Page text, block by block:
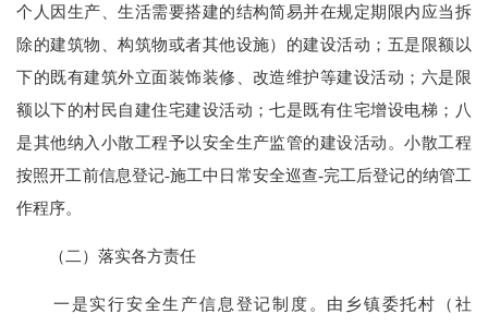
个人因生产、生活需要搭建的结构简易并在规定期限内应当拆
除的建筑物、构筑物或者其他设施）的建设活动；五是限额以
下的既有建筑外立面装饰装修、改造维护等建设活动；六是限
额以下的村民自建住宅建设活动；七是既有住宅增设电梯；八
是其他纳入小散工程予以安全生产监管的建设活动。小散工程
按照开工前信息登记-施工中日常安全巡查-完工后登记的纳管工
作程序。
（二）落实各方责任
一是实行安全生产信息登记制度。由乡镇委托村（社